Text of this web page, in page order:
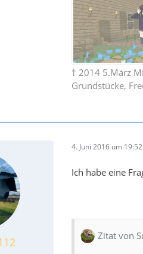
† 2014 5.März
Grundstücke,
4. Juni 2016 um 19:52
Ich habe eine
Zitat von